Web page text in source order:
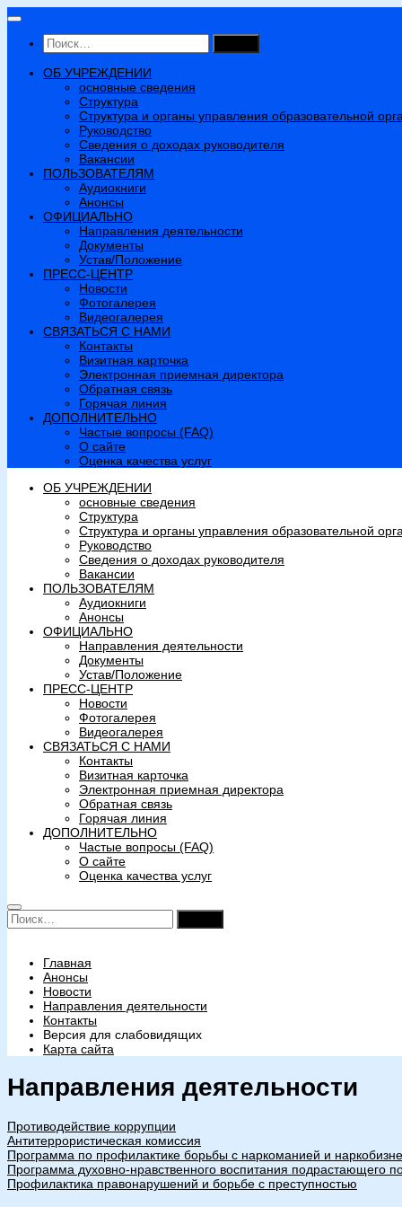
Перейти
содержимому
Найти:
ОБ УЧРЕЖДЕНИИ
основные сведения
Структура
Структура и органы управления образовательной
Руководство
Сведения о доходах руководителя
Вакансии
ПОЛЬЗОВАТЕЛЯМ
Аудиокниги
Анонсы
ОФИЦИАЛЬНО
Направления деятельности
Документы
Устав/Положение
ПРЕСС-ЦЕНТР
Новости
Фотогалерея
Видеогалерея
СВЯЗАТЬСЯ С НАМИ
Контакты
Визитная карточка
Электронная приемная директора
Обратная связь
Горячая линия
ДОПОЛНИТЕЛЬНО
Частые вопросы (FAQ)
О сайте
Оценка качества услуг
ОБ УЧРЕЖДЕНИИ
основные сведения
Структура
Структура и органы управления образовательной
Руководство
Сведения о доходах руководителя
Вакансии
ПОЛЬЗОВАТЕЛЯМ
Аудиокниги
Анонсы
ОФИЦИАЛЬНО
Направления деятельности
Документы
Устав/Положение
ПРЕСС-ЦЕНТР
Новости
Фотогалерея
Видеогалерея
СВЯЗАТЬСЯ С НАМИ
Контакты
Визитная карточка
Электронная приемная директора
Обратная связь
Горячая линия
ДОПОЛНИТЕЛЬНО
Частые вопросы (FAQ)
О сайте
Оценка качества услуг
Найти:
Главная
Анонсы
Новости
Направления деятельности
Контакты
Версия для слабовидящих
Карта сайта
Направления деятельности
Противодействие коррупции
Антитеррористическая комиссия
Программа по профилактике борьбы с наркоманией и
Программа духовно-нравственного воспитания подрастающего
Профилактика правонарушений и борьбе с преступностью